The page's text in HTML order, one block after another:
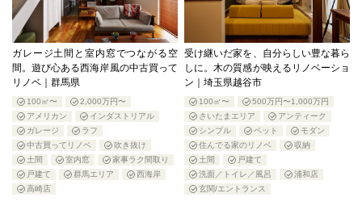
ガレージ土間と室内窓でつながる空
間。遊び心ある西海岸風の中古買って
リノベ｜群馬県
100㎡〜
2,000万円〜
アメリカン
インダストリアル
ガレージ
ラフ
中古買ってリノベ
吹き抜け
土間
室内窓
家事ラク間取り
戸建て
群馬エリア
西海岸
高崎店
受け継いだ家を、自分らしい豊な暮ら
しに。木の質感が映えるリノベーショ
ン｜埼玉県越谷市
100㎡〜
500万円〜1,000万円
さいたまエリア
アンティーク
シンプル
ペット
モダン
住んでる家のリノベ
収納
土間
戸建て
洗面／トイレ／風呂
浦和店
玄関/エントランス